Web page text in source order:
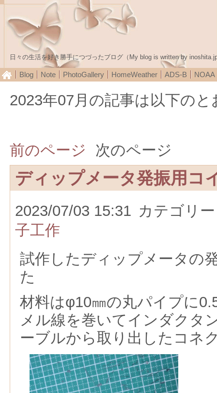
日々の生活を好き勝手につづったブログ（My blog is written by
Blog Note PhotoGallery HomeWeather ADS-B NOAA
2023年07月の記事は以下の
前のページ 次のページ
ディップメータ発振用コ
2023/07/03 15:31 カテゴリ
子工作
試作したディップメータの
た
材料はφ10㎜の丸パイプに
メル線を巻いてインダクタ
ーブルから取り出したコネ